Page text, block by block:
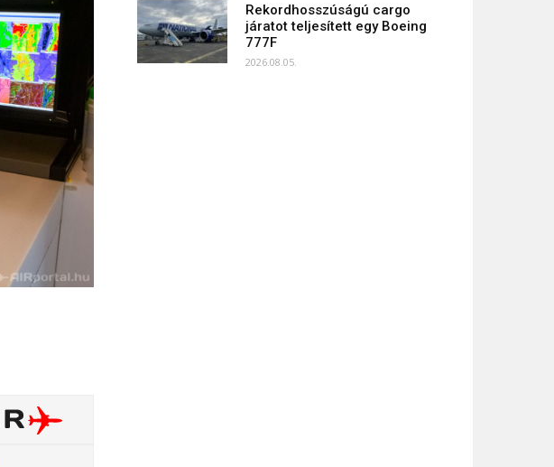
Rekordhosszúságú cargo
járatot teljesített egy Boeing
777F
2026.08.05.